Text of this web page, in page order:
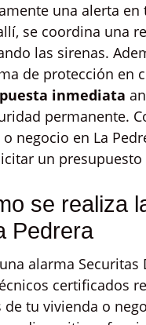
una alerta
se coordina una
las sirenas.
de protección en
inmediata
permanente.
negocio en La
un
se realiza
Pedrera
alarma
certificados
de tu vivienda o